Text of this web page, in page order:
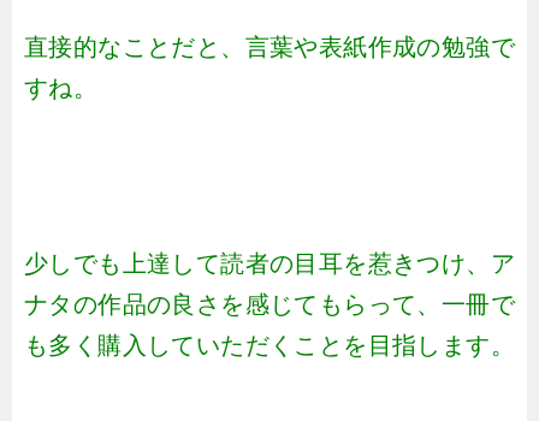
直接的なことだと、言葉や表紙作成の勉強で
すね。
少しでも上達して読者の目耳を惹きつけ、ア
ナタの作品の良さを感じてもらって、一冊で
も多く購入していただくことを目指します。